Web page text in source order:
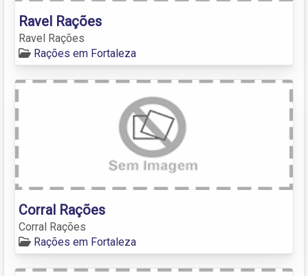
Ravel Rações
Ravel Rações
Rações em Fortaleza
Corral Rações
Corral Rações
Rações em Fortaleza